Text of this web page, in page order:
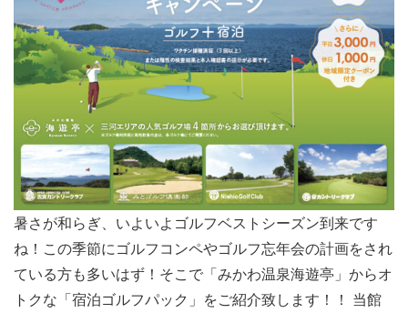
暑さが和らぎ、いよいよゴルフベストシーズン到来です
ね！この季節にゴルフコンペやゴルフ忘年会の計画をされ
ている方も多いはず！そこで「みかわ温泉海遊亭」からオ
トクな「宿泊ゴルフパック」をご紹介致します！！ 当館